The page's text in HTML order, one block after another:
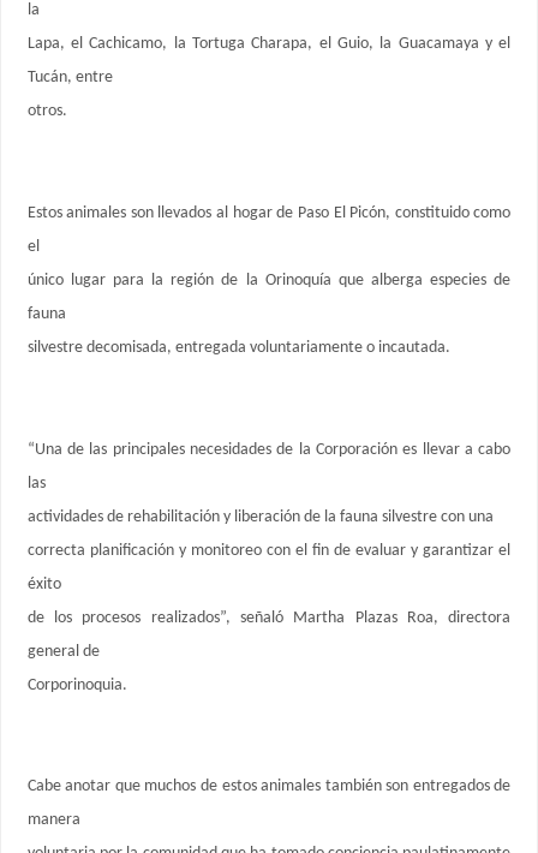
la
Lapa, el Cachicamo, la Tortuga Charapa, el Guio, la Guacamaya y el
Tucán, entre
otros.
Estos animales son llevados al hogar de Paso El Picón, constituido como
el
único lugar para la región de la Orinoquía que alberga especies de
fauna
silvestre decomisada, entregada voluntariamente o incautada.
“Una de las principales necesidades de la Corporación es llevar a cabo
las
actividades de rehabilitación y liberación de la fauna silvestre con una
correcta planificación y monitoreo con el fin de evaluar y garantizar el
éxito
de los procesos realizados”, señaló Martha Plazas Roa, directora
general de
Corporinoquia.
Cabe anotar que muchos de estos animales también son entregados de
manera